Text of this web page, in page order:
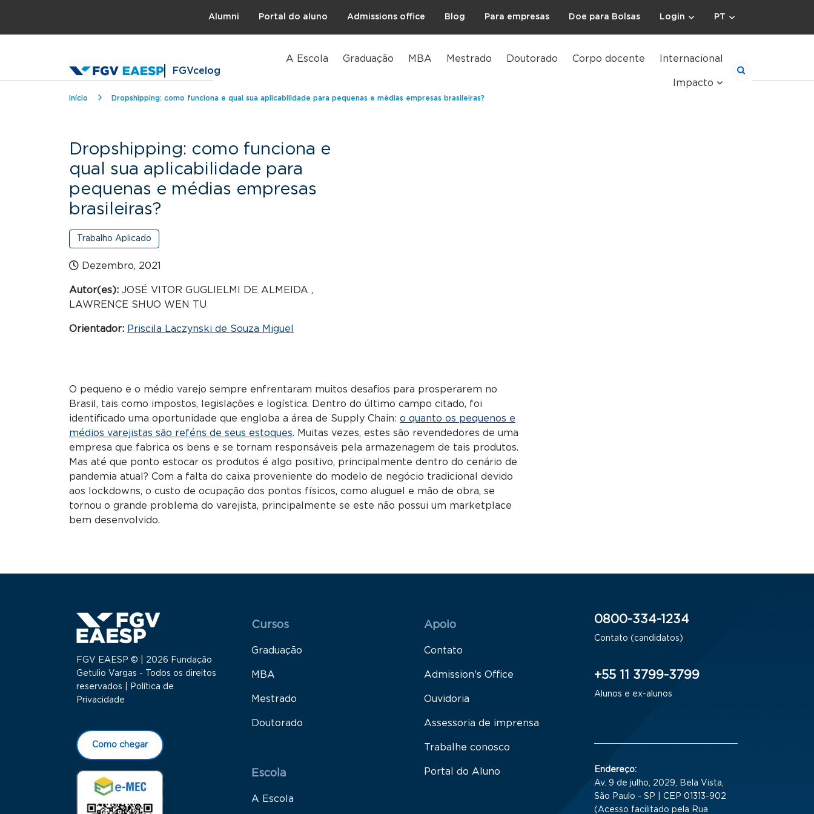
Alumni Portal do aluno Admissions office Blog Para empresas Doe para Bolsas Login PT
FGVcelog
A Escola Graduação MBA Mestrado Doutorado Corpo docente Internacional
Impacto
Trilha de navegação
Início Dropshipping: como funciona e qual sua aplicabilidade para pequenas e médias empresas brasileiras?
Dropshipping: como funciona e
qual sua aplicabilidade para
pequenas e médias empresas
brasileiras?
Trabalho Aplicado
Dezembro, 2021
Autor(es):JOSÉ VITOR GUGLIELMI DE ALMEIDA ,
LAWRENCE SHUO WEN TU
Orientador: Priscila Laczynski de Souza Miguel
O pequeno e o médio varejo sempre enfrentaram muitos desafios para prosperarem no
Brasil, tais como impostos, legislações e logística. Dentro do último campo citado, foi
identificado uma oportunidade que engloba a área de Supply Chain: o quanto os pequenos e
médios varejistas são reféns de seus estoques. Muitas vezes, estes são revendedores de uma
empresa que fabrica os bens e se tornam responsáveis pela armazenagem de tais produtos.
Mas até que ponto estocar os produtos é algo positivo, principalmente dentro do cenário de
pandemia atual? Com a falta do caixa proveniente do modelo de negócio tradicional devido
aos lockdowns, o custo de ocupação dos pontos físicos, como aluguel e mão de obra, se
tornou o grande problema do varejista, principalmente se este não possui um marketplace
bem desenvolvido.
FGV EAESP © | 2026 Fundação
Getulio Vargas - Todos os direitos
reservados |
Política de
Privacidade
Como chegar
Menu Rodapé 1
Cursos
Graduação
MBA
Mestrado
Doutorado
Escola
A Escola
Rodapé 2
Apoio
Contato
Admission's Office
Ouvidoria
Assessoria de imprensa
Trabalhe conosco
Portal do Aluno
0800-334-1234
Contato (candidatos)
+55 11 3799-3799
Alunos e ex-alunos
Endereço:
Av. 9 de julho, 2029, Bela Vista,
São Paulo - SP | CEP 01313-902
(Acesso facilitado pela Rua